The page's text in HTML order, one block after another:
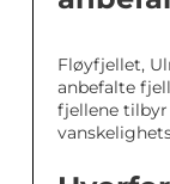
Fløyfjellet,
anbefalte
fjellene